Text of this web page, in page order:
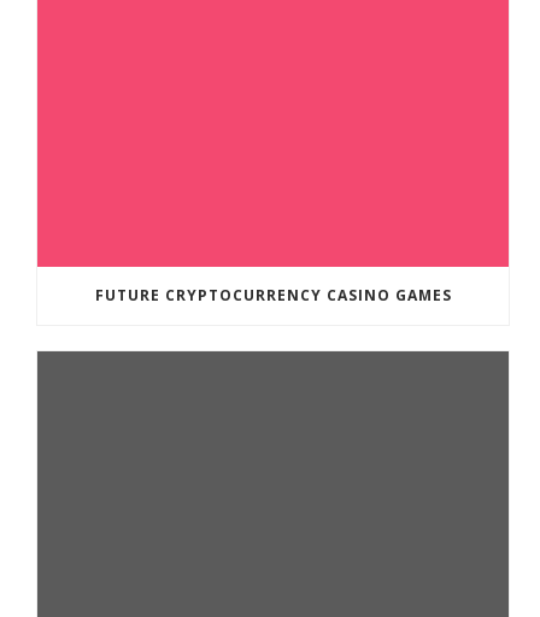
FUTURE CRYPTOCURRENCY CASINO GAMES